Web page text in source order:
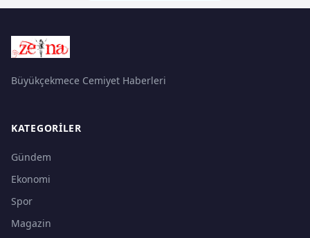
Büyükçekmece Cemiyet Haberleri
KATEGORILER
Gündem
Ekonomi
Spor
Magazin